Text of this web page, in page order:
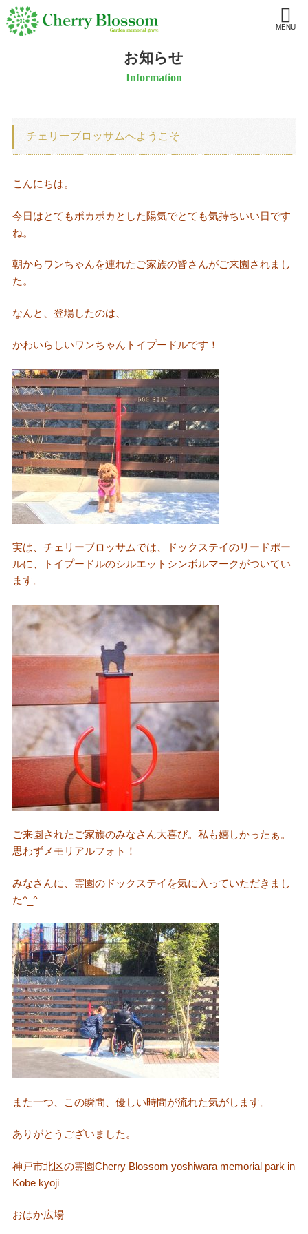
MENU
お知らせ
Information
チェリーブロッサムへようこそ
こんにちは。
今日はとてもポカポカとした陽気でとても気持ちいい日です
ね。
朝からワンちゃんを連れたご家族の皆さんがご来園されまし
た。
なんと、登場したのは、
かわいらしいワンちゃんトイプードルです！
実は、チェリーブロッサムでは、ドックステイのリードポー
ルに、トイプードルのシルエットシンボルマークがついてい
ます。
ご来園されたご家族のみなさん大喜び。私も嬉しかったぁ。
思わずメモリアルフォト！
みなさんに、霊園のドックステイを気に入っていただきまし
た^_^
また一つ、この瞬間、優しい時間が流れた気がします。
ありがとうございました。
神戸市北区の霊園Cherry Blossom yoshiwara memorial park in
Kobe kyoji
おはか広場